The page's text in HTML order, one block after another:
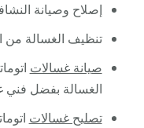
إصلاح وصيانة
تنظيف الغسالة من
صيانة غسالات
الغسالة بفضل فني
تصليح غسالات